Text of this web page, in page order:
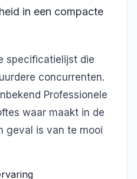
in een compacte
specificatielijst die
concurrenten.
Professionele
waar maakt in de
geval is van te mooi